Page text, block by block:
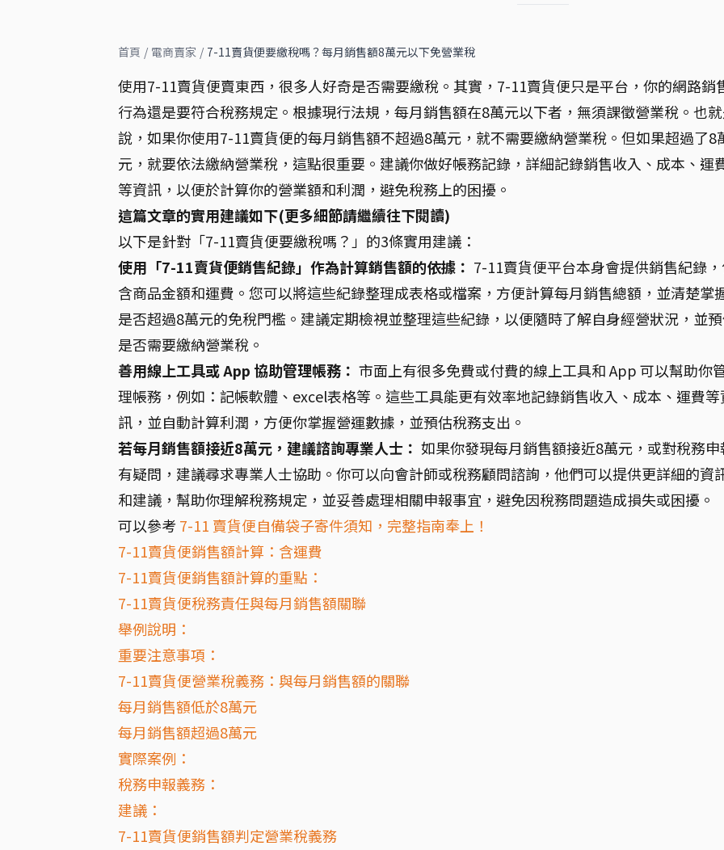
首頁 / 電商賣家 / 7-11賣貨便要繳稅嗎？每月銷售額8萬元以下免營業稅
使用7-11賣貨便賣東西，很多人好奇是否需要繳稅。其實，7-11賣貨便只是平台，你的網路銷
行為還是要符合稅務規定。根據現行法規，每月銷售額在8萬元以下者，無須課徵營業稅。也
說，如果你使用7-11賣貨便的每月銷售額不超過8萬元，就不需要繳納營業稅。但如果超過了8
元，就要依法繳納營業稅，這點很重要。建議你做好帳務記錄，詳細記錄銷售收入、成本、運
等資訊，以便於計算你的營業額和利潤，避免稅務上的困擾。
這篇文章的實用建議如下(更多細節請繼續往下閱讀)
以下是針對「7-11賣貨便要繳稅嗎？」的3條實用建議：
使用「7-11賣貨便銷售紀錄」作為計算銷售額的依據： 7-11賣貨便平台本身會提供銷售紀錄
含商品金額和運費。您可以將這些紀錄整理成表格或檔案，方便計算每月銷售總額，並清楚掌
是否超過8萬元的免稅門檻。建議定期檢視並整理這些紀錄，以便隨時了解自身經營狀況，並
是否需要繳納營業稅。
善用線上工具或 App 協助管理帳務： 市面上有很多免費或付費的線上工具和 App 可以幫助你
理帳務，例如：記帳軟體、excel表格等。這些工具能更有效率地記錄銷售收入、成本、運費等
訊，並自動計算利潤，方便你掌握營運數據，並預估稅務支出。
若每月銷售額接近8萬元，建議諮詢專業人士： 如果你發現每月銷售額接近8萬元，或對稅務申
有疑問，建議尋求專業人士協助。你可以向會計師或稅務顧問諮詢，他們可以提供更詳細的資
和建議，幫助你理解稅務規定，並妥善處理相關申報事宜，避免因稅務問題造成損失或困擾。
可以參考 7-11 賣貨便自備袋子寄件須知，完整指南奉上！
7-11賣貨便銷售額計算：含運費
7-11賣貨便銷售額計算的重點：
7-11賣貨便稅務責任與每月銷售額關聯
舉例說明：
重要注意事項：
7-11賣貨便營業稅義務：與每月銷售額的關聯
每月銷售額低於8萬元
每月銷售額超過8萬元
實際案例：
稅務申報義務：
建議：
7-11賣貨便銷售額判定營業稅義務